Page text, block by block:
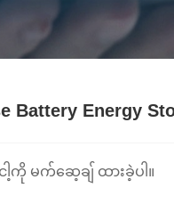
Battery Energy
ငါ့ကို မက်ဆေ့ချ် ထားခဲ့ပါ။